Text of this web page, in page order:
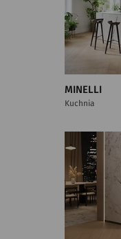
MINELLI
Kuchnia